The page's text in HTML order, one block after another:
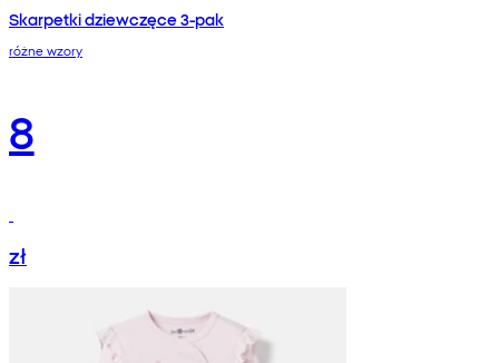
Skarpetki dziewczęce 3-pak
różne wzory
8
zł